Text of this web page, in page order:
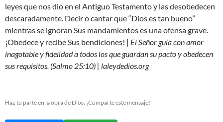
leyes que nos dio en el Antiguo Testamento y las desobedecen
descaradamente. Decir o cantar que “Dios es tan bueno”
mientras se ignoran Sus mandamientos es una ofensa grave.
¡Obedece y recibe Sus bendiciones! | El Señor guía con amor
inagotable y fidelidad a todos los que guardan su pacto y obedecen
sus requisitos. (Salmo 25:10) | laleydedios.org
Haz tu parte en la obra de Dios. ¡Comparte este mensaje!